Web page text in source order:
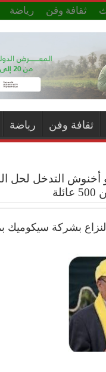
ثقافة وفن رياضة
ثقافة وفن رياضة
أخنوش التدخل لحل
بشركة سيكوميك